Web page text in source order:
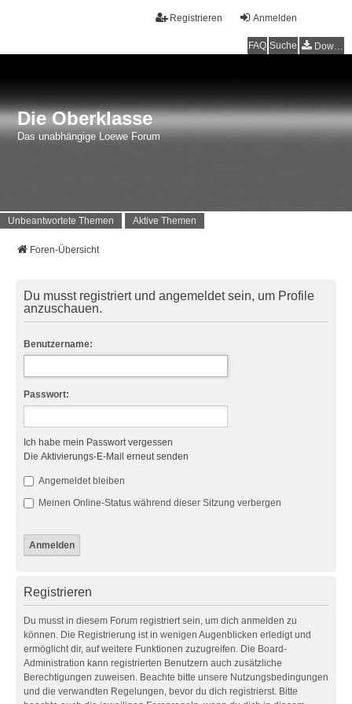
Anmelden
Registrieren
FAQ Suche Downloads
Die Oberklasse
Das unabhängige Loewe Forum
Unbeantwortete Themen Aktive Themen
Foren-Übersicht
Du musst registriert und angemeldet sein, um Profile
anzuschauen.
Benutzername:
Passwort:
Ich habe mein Passwort vergessen
Die Aktivierungs-E-Mail erneut senden
Angemeldet bleiben
Meinen Online-Status während dieser Sitzung verbergen
Registrieren
Du musst in diesem Forum registriert sein, um dich anmelden zu
können. Die Registrierung ist in wenigen Augenblicken erledigt und
ermöglicht dir, auf weitere Funktionen zuzugreifen. Die Board-
Administration kann registrierten Benutzern auch zusätzliche
Berechtigungen zuweisen. Beachte bitte unsere Nutzungsbedingungen
und die verwandten Regelungen, bevor du dich registrierst. Bitte